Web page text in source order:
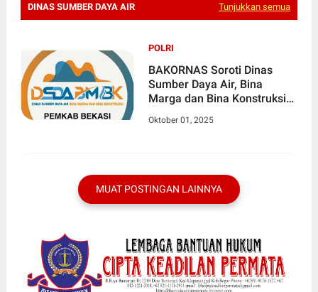
DINAS SUMBER DAYA AIR
Tunjukkan semua
POLRI
BAKORNAS Soroti Dinas
Sumber Daya Air, Bina
Marga dan Bina Konstruksi
Rp.95.000.000.000 Tahun
Oktober 01, 2025
MUAT POSTINGAN LAINNYA